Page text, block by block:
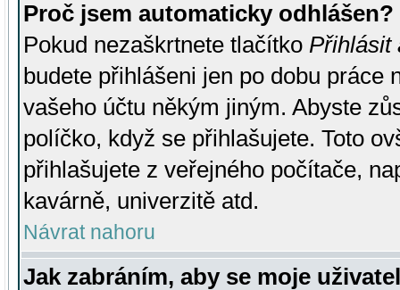
Proč jsem automaticky odhlášen?
Pokud nezaškrtnete tlačítko Přihlásit
budete přihlášeni jen po dobu práce
vašeho účtu někým jiným. Abyste
políčko, když se přihlašujete. Toto
přihlašujete z veřejného počítače,
kavárně, univerzitě atd.
Návrat nahoru
Jak zabráním, aby se moje